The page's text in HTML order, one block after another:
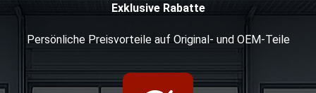
Exklusive Rabatte
Persönliche Preisvorteile auf Original- und OEM-Teile